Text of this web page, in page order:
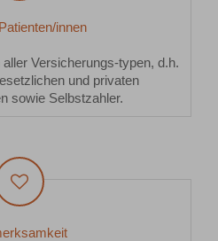
innen
Versicherungs-typen, d.h.
und privaten
sowie Selbstzahler.